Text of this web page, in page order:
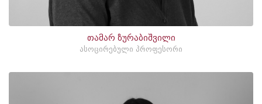
თამარ ზურაბიშვილი
ასოცირებული პროფესორი